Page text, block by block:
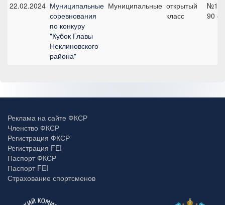
22.02.2024 Муниципальные
соревнования
по конкуру
"Кубок Главы
Неклиновского
района"
Муниципальные открытый
класс
№1,
90 см
Реклама на сайте ФКСР
Членство ФКСР
Регистрация ФКСР
Регистрация FEI
Паспорт ФКСР
Паспорт FEI
Страхование спортсменов